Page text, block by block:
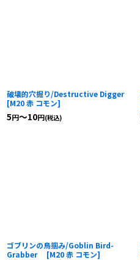
破壊的穴掘り/Destructive Digger
[M20 赤 コモン]
5円～10円(税込)
ゴブリンの鳥掴み/Goblin Bird-
Grabber
[M20 赤 コモン]